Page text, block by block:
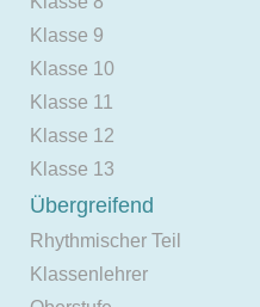
Klasse 9
Klasse 10
Klasse 11
Klasse 12
Klasse 13
Übergreifend
Rhythmischer Teil
Klassenlehrer